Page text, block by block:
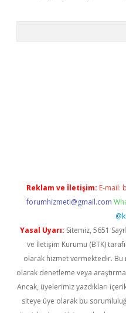
Reklam ve İletişim: E-mail:
forumhizmeti@gmail.com
Yasal Uyarı: Sitemiz, 5651
ve İletişim Kurumu (BTK)
olarak hizmet vermektedir.
olarak denetleme veya
Ancak, üyelerimiz yazdıkları
siteye üye olarak bu